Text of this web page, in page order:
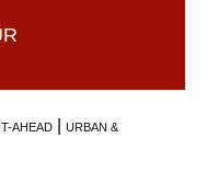
AHEAD URBAN &